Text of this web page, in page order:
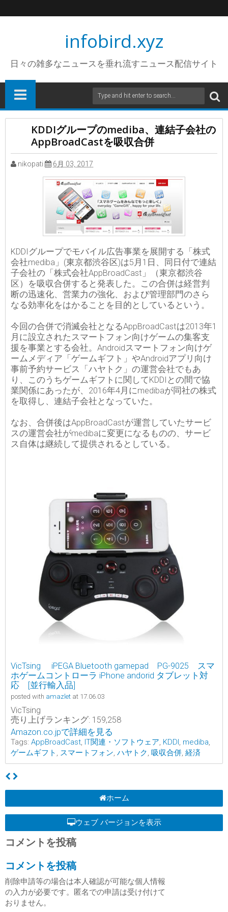
infobird.xyz
日々の雑多なニュースを垂れ流すニュース配信サイト
KDDIグループのmediba、連結子会社の
AppBroadCastを吸収合併
nikopati 6月 03, 2017
KDDIグループでモバイル広告事業を展開する「株式
会社mediba」(東京都渋谷区)は5月1日、同日付で連結
子会社の「株式会社AppBroadCast」（東京都渋谷
区）を吸収合併すると発表した。この合併は経営判
断の迅速化、営業力の強化、および管理部門のさら
なる効率化をはかることを目的としているという。
今回の合併で消滅会社となるAppBroadCastは2013年1
月に設立されたスマートフォン向けゲームの集客支
援を事業とする会社。Androidスマートフォン向けゲ
ームメディア「ゲームギフト」やAndroidアプリ向け
事前予約サービス「ハヤトク」の運営会社でもあ
り、このうちゲームギフトに関してKDDIとの間で協
業関係にあったが、2016年4月にmedibaが同社の株式
を取得し、連結子会社となっていた。
なお、合併後はAppBroadCastが運営していたサービ
スの運営会社がmedibaに変更になるものの、サービ
ス自体は継続して提供されるとしている。
VicTsing iPEGA Bluetooth gamepad PG-9025 スマ
ホゲームコントローラ iPhone andorid タブレット対
応 [並行輸入品]
posted with amazlet at 17.06.03
VicTsing
売り上げランキング: 159,258
Amazon.co.jpで詳細を見る
Tags: AppBroadCast, IT関連・ソフトウェア, KDDI, mediba,
ゲームギフト , スマートフォン, ハヤトク, 吸収合併, 経済
ホーム
ウェブ バージョンを表示
コメントを投稿
コメントを投稿
削除申請等の場合は本人確認が可能な個人情報
の入力が必要です。匿名での申請は受け付けて
おりません。